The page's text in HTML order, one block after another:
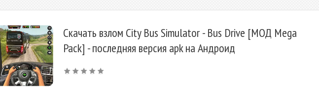
Скачать взлом City Bus Simulator - Bus Drive [МОД Mega
Pack] - последняя версия apk на Андроид